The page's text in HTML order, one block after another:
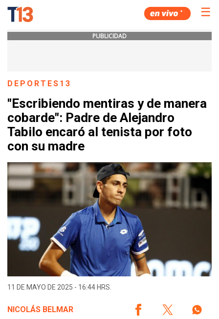
☰
PUBLICIDAD
DEPORTES13
"Escribiendo mentiras y de manera
cobarde": Padre de Alejandro
Tabilo encaró al tenista por foto
con su madre
11 DE MAYO DE 2025 - 16:44 HRS.
NICOLÁS BELMAR